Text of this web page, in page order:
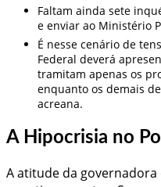
Faltam ainda sete
e enviar ao Ministério
É nesse cenário de
Federal deverá
tramitam apenas os
enquanto os demais
acreana.
A Hipocrisia no
A atitude da